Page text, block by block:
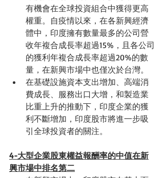
有機會在全球投資組合中獲得更高
權重。自疫情以來，在各新興經濟
體中，印度擁有數量最多的公司營
收年複合成長率超過15% ，且各公司
的獲利年複合成長率超過20%的數
量，在新興市場中也僅次於台灣。
在基礎設施資本支出增加、高端消
費成長、服務出口大增，和製造業
比重上升的推動下，印度企業的獲
利不斷增加，印度股市將進一步吸
引全球投資者的關注。
4-大型企業股東權益報酬率的中值在新
興市場中排名第二